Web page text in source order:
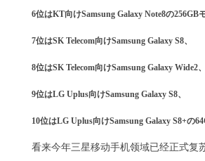
6位はKT向けSamsung Galaxy Note8の256GB
7位はSK Telecom向けSamsung Galaxy S8、
8位はSK Telecom向けSamsung Galaxy Wide2、
9位はLG Uplus向けSamsung Galaxy S8、
10位はLG Uplus向けSamsung Galaxy S8+の
看来今年三星移动手机领域已经正式复